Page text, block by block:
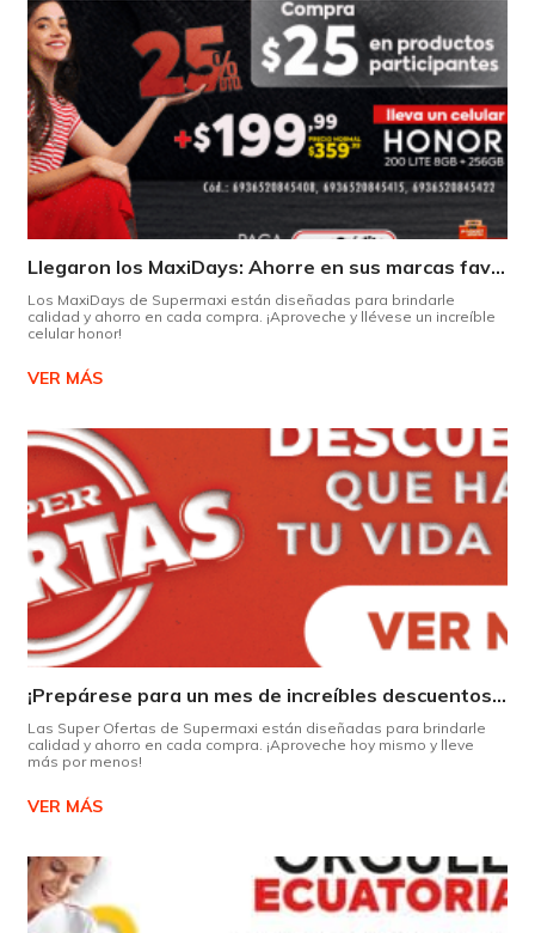
Llegaron los MaxiDays: Ahorre en sus marcas favoritas
Los MaxiDays de Supermaxi están diseñadas para brindarle
calidad y ahorro en cada compra. ¡Aproveche y llévese un increíble
celular honor!
VER MÁS
¡Prepárese para un mes de increíbles descuentos en Supermaxi!
Las Super Ofertas de Supermaxi están diseñadas para brindarle
calidad y ahorro en cada compra. ¡Aproveche hoy mismo y lleve
más por menos!
VER MÁS